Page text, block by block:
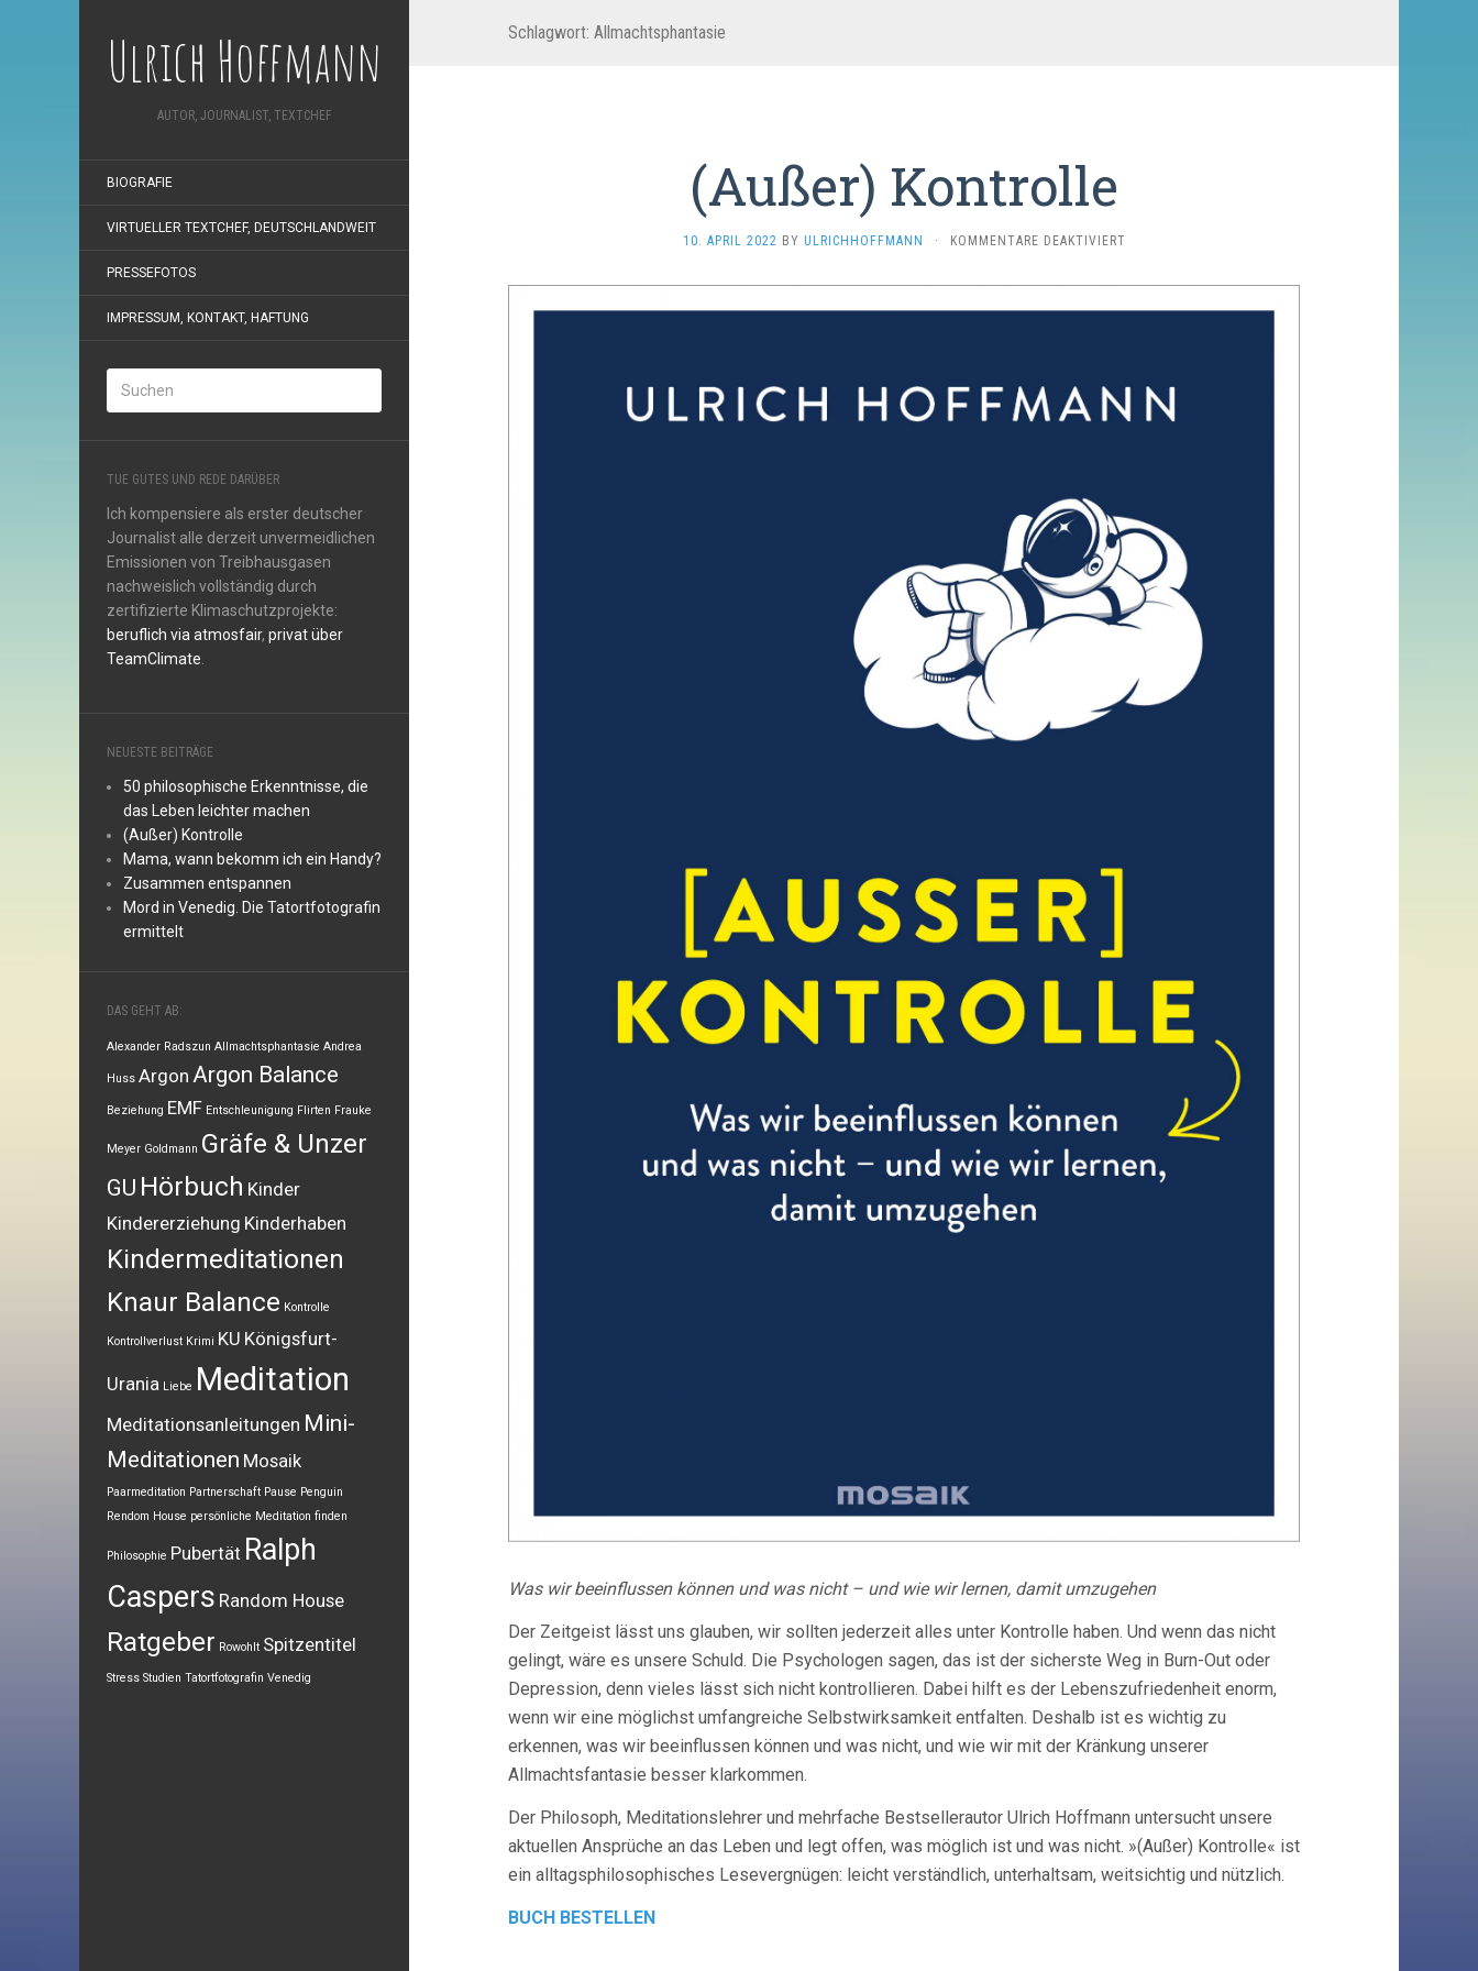
Ulrich Hoffmann
AUTOR, JOURNALIST, TEXTCHEF
BIOGRAFIE
VIRTUELLER TEXTCHEF, DEUTSCHLANDWEIT
PRESSEFOTOS
IMPRESSUM, KONTAKT, HAFTUNG
TUE GUTES UND REDE DARÜBER
Ich kompensiere als erster deutscher
Journalist alle derzeit unvermeidlichen
Emissionen von Treibhausgasen
nachweislich vollständig durch
zertifizierte Klimaschutzprojekte:
beruflich via atmosfair, privat über
TeamClimate
NEUESTE BEITRÄGE
50 philosophische Erkenntnisse, die
das Leben leichter machen
(Außer) Kontrolle
Mama, wann bekomm ich ein Handy?
Zusammen entspannen
Mord in Venedig. Die Tatortfotografin
ermittelt
DAS GEHT AB:
Alexander Radszun Allmachtsphantasie Andrea
Huss Argon Argon Balance
Beziehung EMF Entschleunigung Flirten Frauke
Meyer Goldmann Gräfe & Unzer
GU Hörbuch Kinder
Kindererziehung Kinderhaben
Kindermeditationen
Knaur Balance Kontrolle
Kontrollverlust Krimi KU Königsfurt-
Urania Liebe Meditation
Meditationsanleitungen Mini-
Meditationen Mosaik
Paarmeditation Partnerschaft Pause Penguin
Rendom House persönliche Meditation finden
Philosophie Pubertät Ralph
Caspers Random House
Ratgeber Rowohlt Spitzentitel
Stress Studien Tatortfotografin Venedig
Schlagwort: Allmachtsphantasie
(Außer) Kontrolle
10. APRIL 2022 BY ULRICHHOFFMANN · KOMMENTARE DEAKTIVIERT
ONTROLLE
Was wir beeinflussen können und was nicht – und wie wir lernen, damit umzugehen
Der Zeitgeist lässt uns glauben, wir sollten jederzeit alles unter Kontrolle haben. Und wenn das nicht
gelingt, wäre es unsere Schuld. Die Psychologen sagen, das ist der sicherste Weg in Burn-Out oder
Depression, denn vieles lässt sich nicht kontrollieren. Dabei hilft es der Lebenszufriedenheit enorm,
wenn wir eine möglichst umfangreiche Selbstwirksamkeit entfalten. Deshalb ist es wichtig zu
erkennen, was wir beeinflussen können und was nicht, und wie wir mit der Kränkung unserer
Allmachtsfantasie besser klarkommen.
Der Philosoph, Meditationslehrer und mehrfache Bestsellerautor Ulrich Hoffmann untersucht unsere
aktuellen Ansprüche an das Leben und legt offen, was möglich ist und was nicht. »(Außer) Kontrolle« ist
ein alltagsphilosophisches Lesevergnügen: leicht verständlich, unterhaltsam, weitsichtig und nützlich.
BUCH BESTELLEN